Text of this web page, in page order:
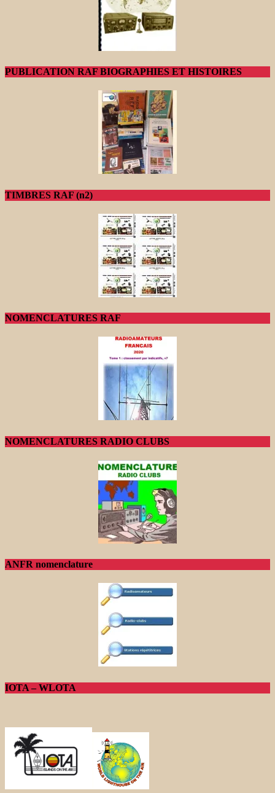
PUBLICATION RAF BIOGRAPHIES ET HISTOIRES
TIMBRES RAF (n2)
NOMENCLATURES RAF
NOMENCLATURES RADIO CLUBS
ANFR nomenclature
IOTA – WLOTA